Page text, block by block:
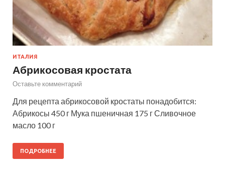
ИТАЛИЯ
Абрикосовая кростата
Оставьте комментарий
Для рецепта абрикосовой кростаты понадобится:
Абрикосы 450 г Мука пшеничная 175 г Сливочное
масло 100 г
ПОДРОБНЕЕ